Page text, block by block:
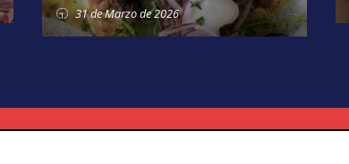
31 deMarzode 2026